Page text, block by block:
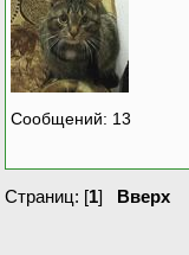
Сообщений: 13
Страниц: [1] Вверх